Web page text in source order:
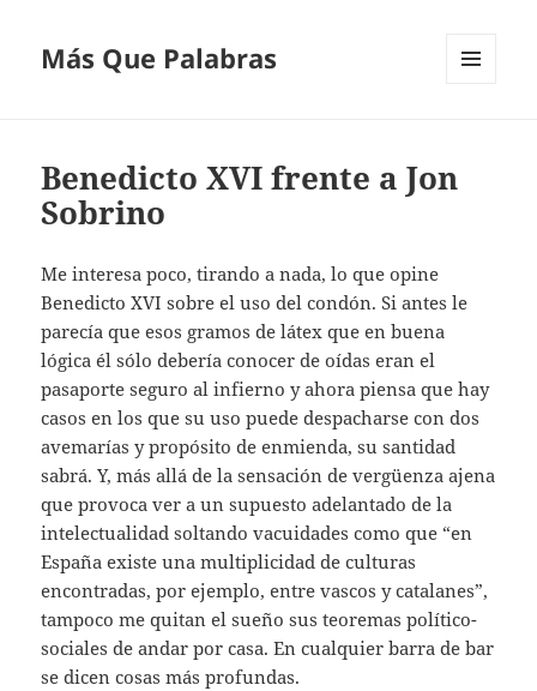
Más Que Palabras
Benedicto XVI frente a Jon
Sobrino
Me interesa poco, tirando a nada, lo que opine
Benedicto XVI sobre el uso del condón. Si antes le
parecía que esos gramos de látex que en buena
lógica él sólo debería conocer de oídas eran el
pasaporte seguro al infierno y ahora piensa que hay
casos en los que su uso puede despacharse con dos
avemarías y propósito de enmienda, su santidad
sabrá. Y, más allá de la sensación de vergüenza ajena
que provoca ver a un supuesto adelantado de la
intelectualidad soltando vacuidades como que “en
España existe una multiplicidad de culturas
encontradas, por ejemplo, entre vascos y catalanes”,
tampoco me quitan el sueño sus teoremas político-
sociales de andar por casa. En cualquier barra de bar
se dicen cosas más profundas.